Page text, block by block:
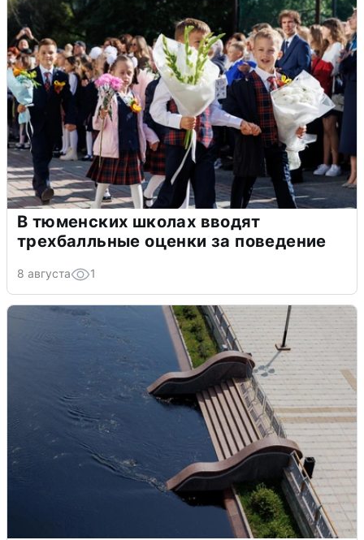
В тюменских школах вводят
трехбалльные оценки за поведение
8 августа 1